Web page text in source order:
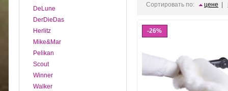
DeLune
DerDieDas
Herlitz
Mike&Mar
Pelikan
Scout
Winner
Walker
Сортировать по: цене
26%